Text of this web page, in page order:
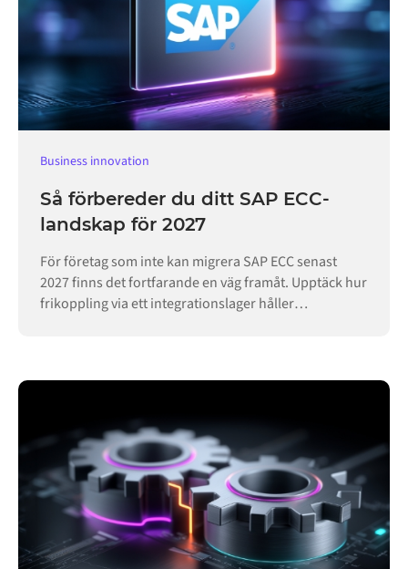
Business innovation
Så förbereder du ditt SAP ECC-
landskap för 2027
För företag som inte kan migrera SAP ECC senast
2027 finns det fortfarande en väg framåt. Upptäck hur
frikoppling via ett integrationslager håller